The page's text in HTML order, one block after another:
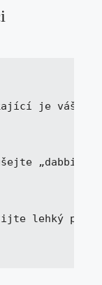
je váš
lehký pudr